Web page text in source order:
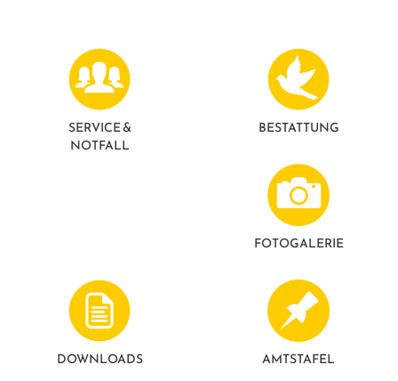
SERVICE &
NOTFALL
BESTATTUNG
FOTO­GALERIE
DOWNLOADS AMTSTAFEL